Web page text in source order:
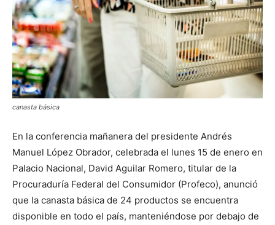
canasta básica
En la conferencia mañanera del presidente Andrés
Manuel López Obrador, celebrada el lunes 15 de enero en
Palacio Nacional, David Aguilar Romero, titular de la
Procuraduría Federal del Consumidor (Profeco), anunció
que la canasta básica de 24 productos se encuentra
disponible en todo el país, manteniéndose por debajo de